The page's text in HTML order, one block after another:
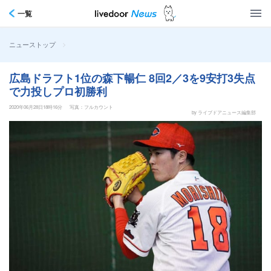
一覧
ニューストップ >
広島ドラフト1位の森下暢仁 8回2／3を9安打3失点
で力投しプロ初勝利
2020年06月28日18時16分
写真：フルカウント
by ライブドアニュース編集部